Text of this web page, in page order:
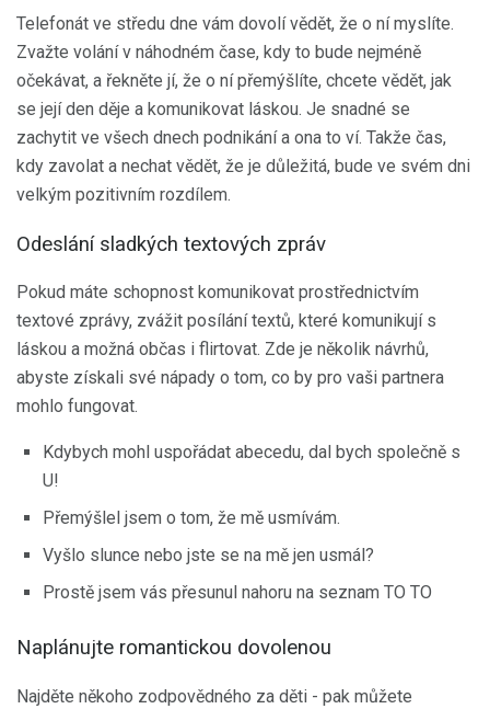
Telefonát ve středu dne vám dovolí vědět, že o ní myslíte.
Zvažte volání v náhodném čase, kdy to bude nejméně
očekávat, a řekněte jí, že o ní přemýšlíte, chcete vědět, jak
se její den děje a komunikovat láskou. Je snadné se
zachytit ve všech dnech podnikání a ona to ví. Takže čas,
kdy zavolat a nechat vědět, že je důležitá, bude ve svém dni
velkým pozitivním rozdílem.
Odeslání sladkých textových zpráv
Pokud máte schopnost komunikovat prostřednictvím
textové zprávy, zvážit posílání textů, které komunikují s
láskou a možná občas i flirtovat. Zde je několik návrhů,
abyste získali své nápady o tom, co by pro vaši partnera
mohlo fungovat.
Kdybych mohl uspořádat abecedu, dal bych společně s
U!
Přemýšlel jsem o tom, že mě usmívám.
Vyšlo slunce nebo jste se na mě jen usmál?
Prostě jsem vás přesunul nahoru na seznam TO TO
Naplánujte romantickou dovolenou
Najděte někoho zodpovědného za děti - pak můžete